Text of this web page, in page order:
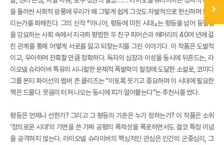
을 둘러싼 사회적 광풍에 우리가 왜 그렇게 쉽게 그것도 자발적으로 헌신하며 휩쓸
리는가를 파헤친다. 그의 신작 『마니아, 평등에 미친 시대』는 평등을 넘어 동일함
을 강요하는 사회 속에서 지극히 평범한 두 친구 피어슨과 에머리의 40여 년에 걸
친 관계를 통해 어떻게 서로를 잃고 되찾는지를 그린 이야기다. 이 작품은 도발적
이고, 우아하며 잔혹할 만큼 정확하다. 독자의 심장과 이성을 동시에 뒤흔드는, 라
이오넬 슈라이버 특유의 시니컬한 문체적 폭발력이 절정에 도달한 소설로, 코미디
그룹 몬티 파이선의 멤버 존 클리즈는 “이토록 웃기고 중요하며 이 시대에 필요한
책은 드물다. 웃음이 터져 나오는 동시에 피가 얼어붙는다”는 추천사를 썼다.
평등은 언제나 선한가? 그리고 그 평등의 기준은 누가 정하는가? 이 작품은 소위
‘정의로운 시대’의 가면을 쓴 가짜 공평의 폭력성을 폭로하면서도 결코 특정 이념
을 공격하지 않는다. 라이오넬 슈라이버의 핵심적인 관심은 인간의 군중심리, 그